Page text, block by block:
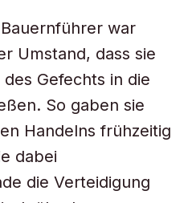
war
Umstand, dass sie
Gefechts in die
So gaben sie
Handelns frühzeitig
dabei
die Verteidigung